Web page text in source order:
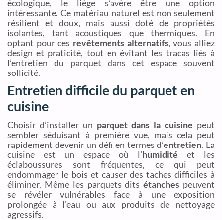
écologique, le liège s’avère être une option
intéressante. Ce matériau naturel est non seulement
résilient et doux, mais aussi doté de propriétés
isolantes, tant acoustiques que thermiques. En
optant pour ces revêtements alternatifs, vous alliez
design et praticité, tout en évitant les tracas liés à
l’entretien du parquet dans cet espace souvent
sollicité.
Entretien difficile du parquet en
cuisine
Choisir d’installer un parquet dans la cuisine peut
sembler séduisant à première vue, mais cela peut
rapidement devenir un défi en termes d’entretien. La
cuisine est un espace où l’humidité et les
éclaboussures sont fréquentes, ce qui peut
endommager le bois et causer des taches difficiles à
éliminer. Même les parquets ditsétanches peuvent
se révéler vulnérables face à une exposition
prolongée à l’eau ou aux produits de nettoyage
agressifs.